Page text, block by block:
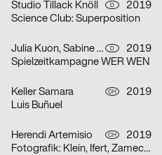
Studio Tillack Knöll D
2019
Science Club: Superposition
Julia Kuon, Sabine Meyer, Christoph Feist D
2019
Spielzeitkampagne WER WEN
Keller Samara CH
2019
Luis Buñuel
Herendi Artemisio CH
2019
Fotografik: Klein, Ifert, Zamecznik